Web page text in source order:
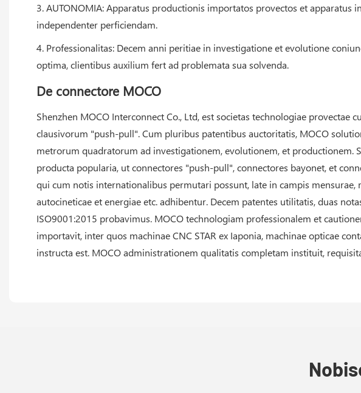
3. AUTONOMIA: Apparatus productionis importatos provectos et
independenter perficiendam.
4. Professionalitas: Decem anni peritiae in investigatione et evolutione
optima, clientibus auxilium fert ad problemata sua solvenda.
De connectore MOCO
Shenzhen MOCO Interconnect Co., Ltd, est societas technologiae
clausivorum "push-pull". Cum pluribus patentibus auctoritatis, MOCO
metrorum quadratorum ad investigationem, evolutionem, et
producta popularia, ut connectores "push-pull", connectores bayonet, et
qui cum notis internationalibus permutari possunt, late in campis
autocineticae et energiae etc. adhibentur. Decem patentes utilitatis, duas
ISO9001:2015 probavimus. MOCO technologiam professionalem et
importavit, inter quos machinae CNC STAR ex Iaponia, machinae opticae
instructa est. MOCO administrationem qualitatis completam instituit,